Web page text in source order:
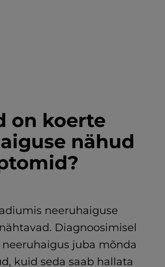
on koerte
nähud
neeruhaiguse
Diagnoosimisel
juba mõnda
kuid seda saab hallata